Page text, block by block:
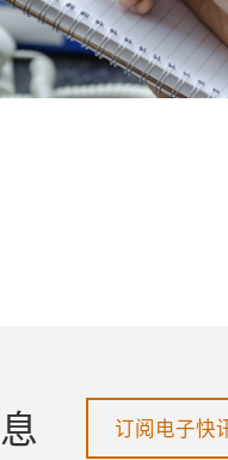
订阅电子快